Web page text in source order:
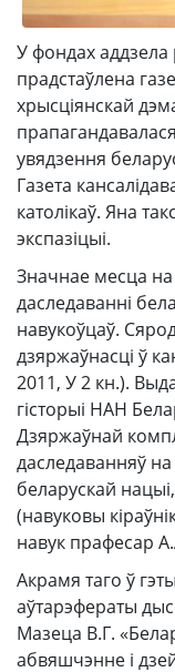
У фондах аддзела
прадстаўлена
хрысціянскай
увядзення
Газета
католікаў. Яна
экспазіцыі.
Значнае месца
даследаванні
навукоўцаў.
дзяржаўнасці ў
2011, У 2 кн.).
гісторыі НАН
Дзяржаўнай
даследаванняў на
беларускай
(навуковы
навук прафесар
Акрамя таго ў
аўтарэфераты
Мазеца В.Г.
абвяшчэнне і